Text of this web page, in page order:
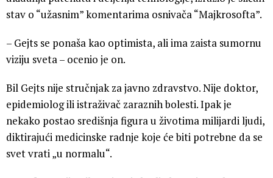
stav o “užasnim” komentarima osnivača “Majkrosofta”.
– Gejts se ponaša kao optimista, ali ima zaista sumornu
viziju sveta – ocenio je on.
Bil Gejts nije stručnjak za javno zdravstvo. Nije doktor,
epidemiolog ili istraživač zaraznih bolesti. Ipak je
nekako postao središnja figura u životima milijardi ljudi,
diktirajući medicinske radnje koje će biti potrebne da se
svet vrati „u normalu“.